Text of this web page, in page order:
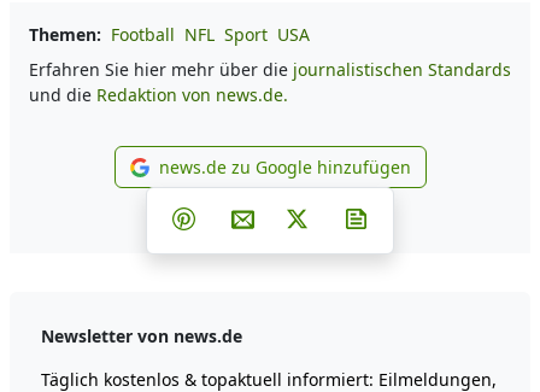
Themen: Football NFL Sport USA
Erfahren Sie hier mehr über die journalistischen Standards
und die Redaktion von news.de.
news.de zu Google
news.de zu Google hinzufügen
Teilen auf Facebook
Teilen auf Whatsapp
Teilen auf Telegram
Teilen auf Pinterest
Per E-Mail teilen
Post auf X
Newsletter von news.de
Täglich kostenlos & topaktuell informiert: Eilmeldungen,